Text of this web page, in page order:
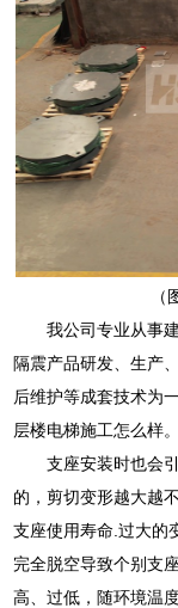
我公司专业从事
隔震产品研发、生产
后维护等成套技术为
层楼电梯施工怎么样。
支座安装时也会
的，剪切变形越大越
支座使用寿命.过大的
完全脱空导致个别支
高、过低，随环境温